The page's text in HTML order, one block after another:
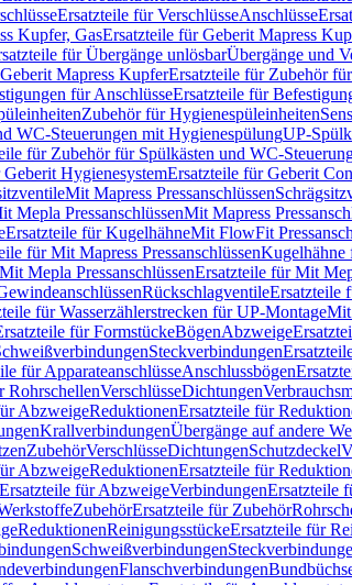
Ersatzteile für VerschlüsseAnschlüsse
Kupfer, GasErsatzteile für Geberit Mapress
für Übergänge unlösbarÜbergänge und
Mapress KupferErsatzteile für Zubehör
für AnschlüsseErsatzteile für
Zubehör für Hygienespüleinheiten
WC-Steuerungen mit HygienespülungUP-
für Zubehör für Spülkästen und WC-
HygienesystemErsatzteile für Geberit
Mit Mapress Pressanschlüssen
Mepla PressanschlüssenMit Mapress
Ersatzteile für KugelhähneMit FlowFit
für Mit Mapress PressanschlüssenKugelhähne
Mit Mepla PressanschlüssenErsatzteile für Mit
RückschlagventileErsatzteile
für Wasserzählerstrecken für UP-MontageMit
für FormstückeBögenAbzweige
Steckverbindungen
für ApparateanschlüsseAnschlussbögen
RohrschellenVerschlüsseDichtungen
AbzweigeReduktionenErsatzteile für
KrallverbindungenÜbergänge auf andere
ZubehörVerschlüsseDichtungenSchutzdeckel
AbzweigeReduktionenErsatzteile für
Ersatzteile für AbzweigeVerbindungenErsatzteile
ZubehörErsatzteile für Zubehör
ReduktionenReinigungsstückeErsatzteile für
Schweißverbindungen
Flanschverbindungen